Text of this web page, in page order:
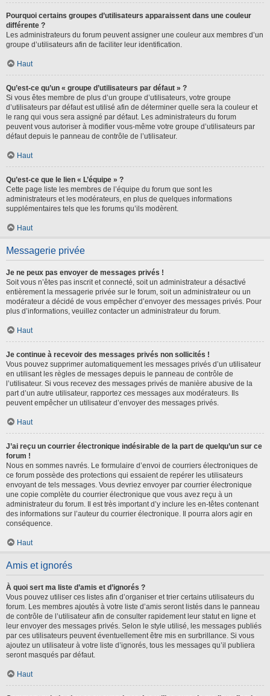
Pourquoi certains groupes d’utilisateurs apparaissent dans une couleur
différente ?
Les administrateurs du forum peuvent assigner une couleur aux membres d’un
groupe d’utilisateurs afin de faciliter leur identification.
Haut
Qu’est-ce qu’un « groupe d’utilisateurs par défaut » ?
Si vous êtes membre de plus d’un groupe d’utilisateurs, votre groupe
d’utilisateurs par défaut est utilisé afin de déterminer quelle sera la couleur et
le rang qui vous sera assigné par défaut. Les administrateurs du forum
peuvent vous autoriser à modifier vous-même votre groupe d’utilisateurs par
défaut depuis le panneau de contrôle de l’utilisateur.
Haut
Qu’est-ce que le lien « L’équipe » ?
Cette page liste les membres de l’équipe du forum que sont les
administrateurs et les modérateurs, en plus de quelques informations
supplémentaires tels que les forums qu’ils modèrent.
Haut
Messagerie privée
Je ne peux pas envoyer de messages privés !
Soit vous n’êtes pas inscrit et connecté, soit un administrateur a désactivé
entièrement la messagerie privée sur le forum, soit un administrateur ou un
modérateur a décidé de vous empêcher d’envoyer des messages privés. Pour
plus d’informations, veuillez contacter un administrateur du forum.
Haut
Je continue à recevoir des messages privés non sollicités !
Vous pouvez supprimer automatiquement les messages privés d’un utilisateur
en utilisant les règles de messages depuis le panneau de contrôle de
l’utilisateur. Si vous recevez des messages privés de manière abusive de la
part d’un autre utilisateur, rapportez ces messages aux modérateurs. Ils
peuvent empêcher un utilisateur d’envoyer des messages privés.
Haut
J’ai reçu un courrier électronique indésirable de la part de quelqu’un sur ce
forum !
Nous en sommes navrés. Le formulaire d’envoi de courriers électroniques de
ce forum possède des protections qui essaient de repérer les utilisateurs
envoyant de tels messages. Vous devriez envoyer par courrier électronique
une copie complète du courrier électronique que vous avez reçu à un
administrateur du forum. Il est très important d’y inclure les en-têtes contenant
des informations sur l’auteur du courrier électronique. Il pourra alors agir en
conséquence.
Haut
Amis et ignorés
À quoi sert ma liste d’amis et d’ignorés ?
Vous pouvez utiliser ces listes afin d’organiser et trier certains utilisateurs du
forum. Les membres ajoutés à votre liste d’amis seront listés dans le panneau
de contrôle de l’utilisateur afin de consulter rapidement leur statut en ligne et
leur envoyer des messages privés. Selon le style utilisé, les messages publiés
par ces utilisateurs peuvent éventuellement être mis en surbrillance. Si vous
ajoutez un utilisateur à votre liste d’ignorés, tous les messages qu’il publiera
seront masqués par défaut.
Haut